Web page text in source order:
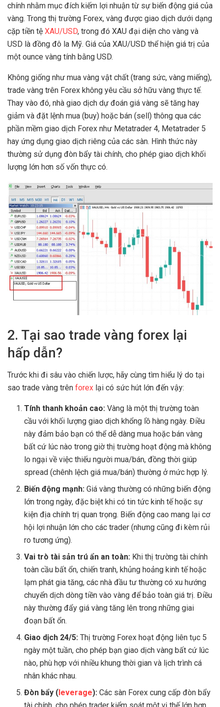
chính nhằm mục đích kiếm lợi nhuận từ sự biến động giá của
vàng. Trong thị trường Forex, vàng được giao dịch dưới dạng
cặp tiền tệ XAU/USD, trong đó XAU đại diện cho vàng và
USD là đồng đô la Mỹ. Giá của XAU/USD thể hiện giá trị của
một ounce vàng tính bằng USD.
Không giống như mua vàng vật chất (trang sức, vàng miếng),
trade vàng trên Forex không yêu cầu sở hữu vàng thực tế.
Thay vào đó, nhà giao dịch dự đoán giá vàng sẽ tăng hay
giảm và đặt lệnh mua (buy) hoặc bán (sell) thông qua các
phần mềm giao dịch Forex như Metatrader 4, Metatrader 5
hay ứng dụng giao dịch riêng của các sàn. Hình thức này
thường sử dụng đòn bẩy tài chính, cho phép giao dịch khối
lượng lớn hơn số vốn thực có.
2. Tại sao trade vàng forex lại
hấp dẫn?
Trước khi đi sâu vào chiến lược, hãy cùng tìm hiểu lý do tại
sao trade vàng trên forex lại có sức hút lớn đến vậy:
Tính thanh khoản cao: Vàng là một thị trường toàn
cầu với khối lượng giao dịch khổng lồ hàng ngày. Điều
này đảm bảo bạn có thể dễ dàng mua hoặc bán vàng
bất cứ lúc nào trong giờ thị trường hoạt động mà không
lo ngại về việc thiếu người mua/bán, đồng thời giúp
spread (chênh lệch giá mua/bán) thường ở mức hợp lý.
Biến động mạnh: Giá vàng thường có những biến động
lớn trong ngày, đặc biệt khi có tin tức kinh tế hoặc sự
kiện địa chính trị quan trọng. Biến động cao mang lại cơ
hội lợi nhuận lớn cho các trader (nhưng cũng đi kèm rủi
ro tương ứng).
Vai trò tài sản trú ẩn an toàn: Khi thị trường tài chính
toàn cầu bất ổn, chiến tranh, khủng hoảng kinh tế hoặc
lạm phát gia tăng, các nhà đầu tư thường có xu hướng
chuyển dịch dòng tiền vào vàng để bảo toàn giá trị. Điều
này thường đẩy giá vàng tăng lên trong những giai
đoạn bất ổn.
Giao dịch 24/5: Thị trường Forex hoạt động liên tục 5
ngày một tuần, cho phép bạn giao dịch vàng bất cứ lúc
nào, phù hợp với nhiều khung thời gian và lịch trình cá
nhân khác nhau.
Đòn bẩy (leverage): Các sàn Forex cung cấp đòn bẩy
tài chính, cho phép trader kiểm soát một vị thế lớn hơn